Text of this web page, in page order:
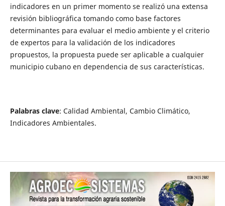
indicadores en un primer momento se realizó una extensa
revisión bibliográfica tomando como base factores
determinantes para evaluar el medio ambiente y el criterio
de expertos para la validación de los indicadores
propuestos, la propuesta puede ser aplicable a cualquier
municipio cubano en dependencia de sus características.
Palabras clave: Calidad Ambiental, Cambio Climático,
Indicadores Ambientales.